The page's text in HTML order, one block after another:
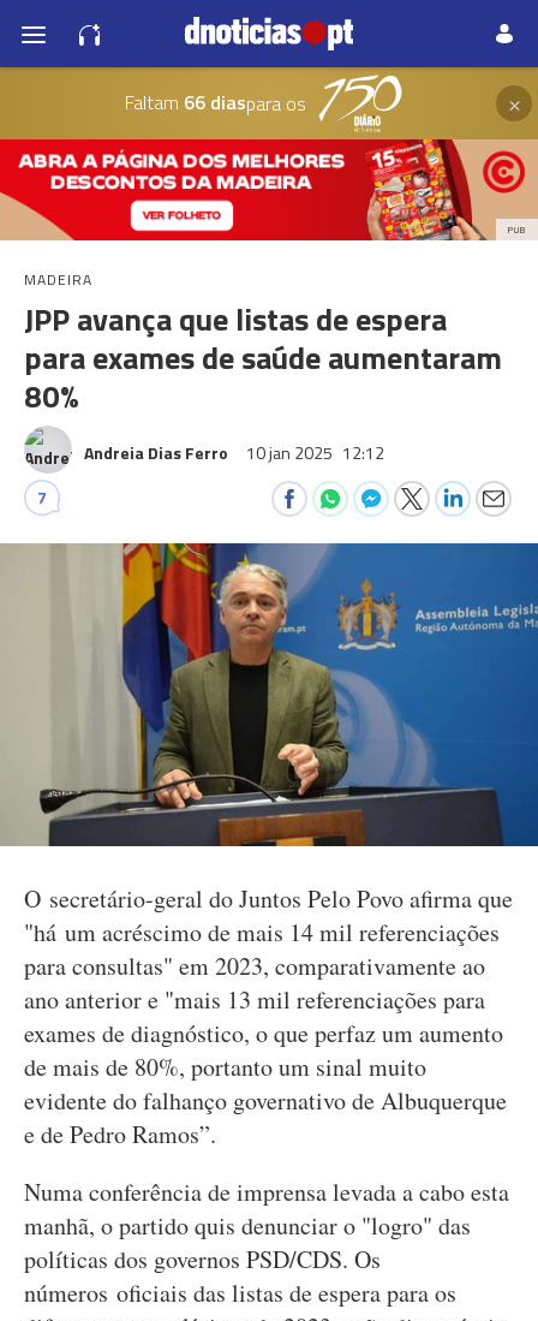
Faltam 66 diaspara os ×
PUB
MADEIRA
JPP avança que listas de espera
para exames de saúde aumentaram
80%
Andreia Dias Ferro 10 jan 2025 12:12
7
O secretário-geral do Juntos Pelo Povo afirma que
"há um acréscimo de mais 14 mil referenciações
para consultas" em 2023, comparativamente ao
ano anterior e "mais 13 mil referenciações para
exames de diagnóstico, o que perfaz um aumento
de mais de 80%, portanto um sinal muito
evidente do falhanço governativo de Albuquerque
e de Pedro Ramos”.
Numa conferência de imprensa levada a cabo esta
manhã, o partido quis denunciar o "logro" das
políticas dos governos PSD/CDS. Os
números oficiais das listas de espera para os